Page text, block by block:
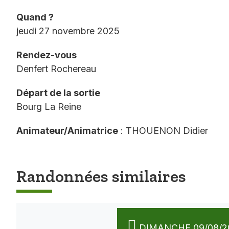
Quand ?
jeudi 27 novembre 2025
Rendez-vous
Denfert Rochereau
Départ de la sortie
Bourg La Reine
Animateur/Animatrice : THOUENON Didier
Randonnées similaires